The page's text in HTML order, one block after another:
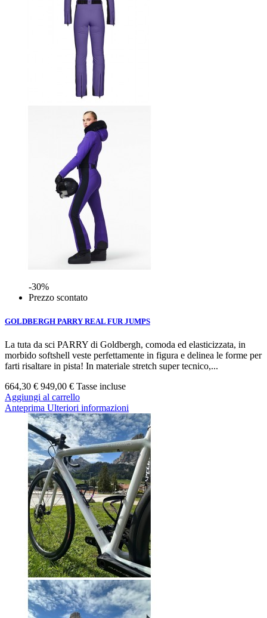
-30%
Prezzo scontato
GOLDBERGH PARRY REAL FUR JUMPS
La tuta da sci PARRY di Goldbergh, comoda ed elasticizzata, in
morbido softshell veste perfettamente in figura e delinea le forme per
farti risaltare in pista! In materiale stretch super tecnico,...
664,30 € 949,00 € Tasse incluse
Aggiungi al carrello
Anteprima Ulteriori informazioni